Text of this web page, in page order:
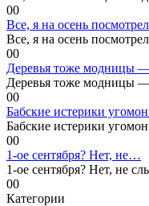
00
Все, я на осень
Все, я на осень
00
Деревья тоже модницы
Деревья тоже модницы
00
Бабские истерики
Бабские истерики
00
1-ое сентября? Нет, не…
1-ое сентября? Нет, не
00
Категории